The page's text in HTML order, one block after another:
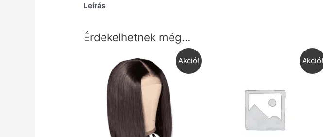
Leírás
Érdekelhetnek még…
Akció! Akció!